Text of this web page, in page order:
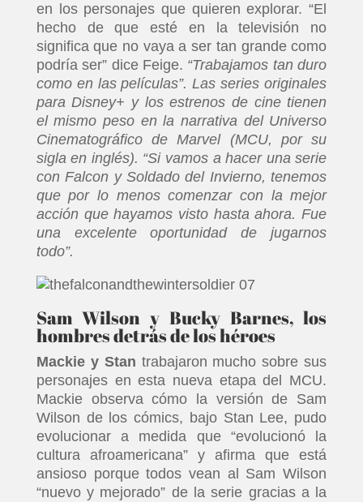
en los personajes que quieren explorar. “El
hecho de que esté en la televisión no
significa que no vaya a ser tan grande como
podría ser” dice Feige. “Trabajamos tan duro
como en las películas”. Las series originales
para Disney+ y los estrenos de cine tienen
el mismo peso en la narrativa del Universo
Cinematográfico de Marvel (MCU, por su
sigla en inglés). “Si vamos a hacer una serie
con Falcon y Soldado del Invierno, tenemos
que por lo menos comenzar con la mejor
acción que hayamos visto hasta ahora. Fue
una excelente oportunidad de jugarnos
todo”.
Sam Wilson y Bucky Barnes, los
hombres detrás de los héroes
Mackie y Stan trabajaron mucho sobre sus
personajes en esta nueva etapa del MCU.
Mackie observa cómo la versión de Sam
Wilson de los cómics, bajo Stan Lee, pudo
evolucionar a medida que “evolucionó la
cultura afroamericana” y afirma que está
ansioso porque todos vean al Sam Wilson
“nuevo y mejorado” de la serie gracias a la